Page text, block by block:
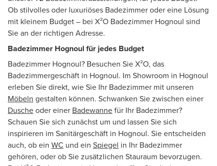
Ob stilvolles oder luxuriöses Badezimmer oder eine Lösung
mit kleinem Budget – bei X²O Badezimmer Hognoul sind
Sie an der richtigen Adresse.
Badezimmer Hognoul für jedes Budget
Badezimmer Hognoul? Besuchen Sie X²O, das
Badezimmergeschäft in Hognoul. Im Showroom in Hognoul
erleben Sie direkt, wie Sie Ihr Badezimmer mit unseren
Möbeln gestalten können. Schwanken Sie zwischen einer
Duscheoder einer Badewannefür Ihr Badezimmer?
Schauen Sie sich zunächst um und lassen Sie sich
inspirieren im Sanitärgeschäft in Hognoul. Sie entscheiden
auch, ob ein WC und ein Spiegel in Ihr Badezimmer
gehören, oder ob Sie zusätzlichen Stauraum bevorzugen.